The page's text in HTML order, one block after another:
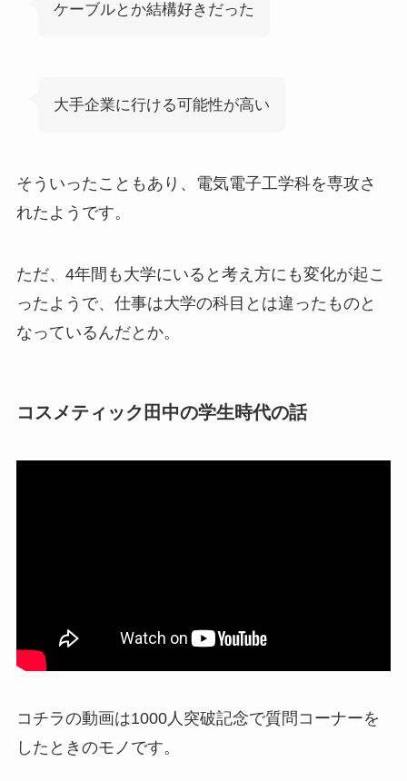
ケーブルとか結構好きだった
大手企業に行ける可能性が高い
そういったこともあり、電気電子工学科を専攻さ
れたようです。
ただ、4年間も大学にいると考え方にも変化が起こ
ったようで、仕事は大学の科目とは違ったものと
なっているんだとか。
コスメティック田中の学生時代の話
コチラの動画は1000人突破記念で質問コーナーを
したときのモノです。